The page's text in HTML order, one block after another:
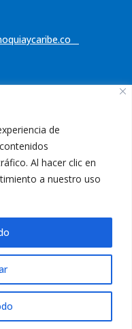
de
Al hacer clic en
a nuestro uso